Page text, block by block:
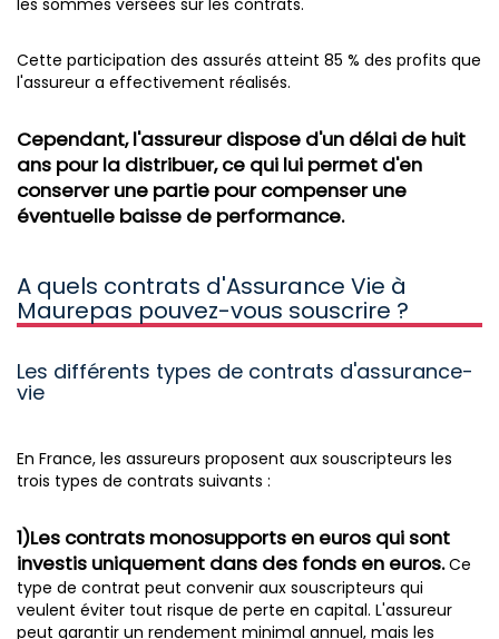
les sommes versées sur les contrats.
Cette participation des assurés atteint 85 % des profits que
l'assureur a effectivement réalisés.
Cependant, l'assureur dispose d'un délai de huit
ans pour la distribuer, ce qui lui permet d'en
conserver une partie pour compenser une
éventuelle baisse de performance.
A quels contrats d'Assurance Vie à
Maurepas pouvez-vous souscrire ?
Les différents types de contrats d'assurance-
vie
En France, les assureurs proposent aux souscripteurs les
trois types de contrats suivants :
1)Les contrats monosupports en euros qui sont
investis uniquement dans des fonds en euros.Ce
type de contrat peut convenir aux souscripteurs qui
veulent éviter tout risque de perte en capital. L'assureur
peut garantir un rendement minimal annuel, mais les